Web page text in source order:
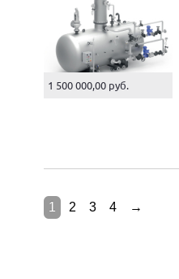
1 500 000,00 руб.
1 2 3 4 →